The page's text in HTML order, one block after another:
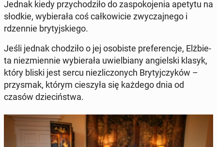
Jednak kiedy przy­cho­dzi­ło do za­spo­ko­je­nia apetytu na
słodkie, wy­bie­ra­ła coś cał­ko­wi­cie zwy­czaj­ne­go i
rdzen­nie bry­tyj­skie­go.
Jeśli jednak cho­dzi­ło o jej oso­bi­ste pre­fe­ren­cje, Elż­bie­
ta nie­zmien­nie wy­bie­ra­ła uwiel­bia­ny an­giel­ski klasyk,
który bliski jest sercu nie­zli­czo­nych Bry­tyj­czy­ków –
przy­smak, którym cie­szy­ła się każdego dnia od
czasów dzie­ciń­stwa.